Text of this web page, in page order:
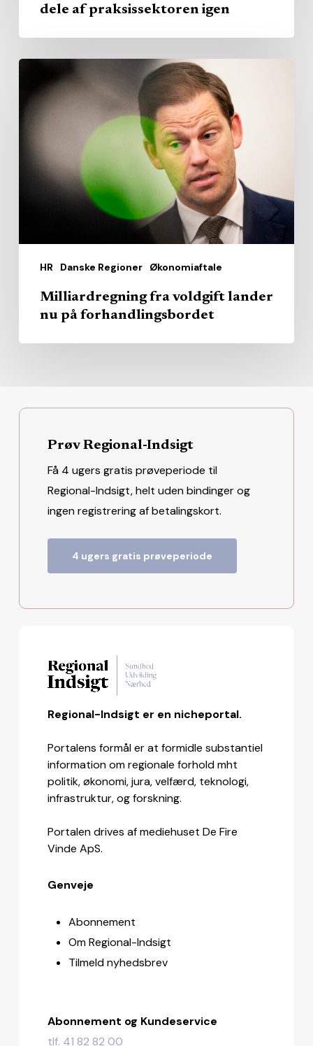
dele af praksissektoren igen
HR Danske Regioner Økonomiaftale
voldgift
forhandlingsbordet
Milliardregning fra voldgift lander
nu på forhandlingsbordet
Prøv Regional-Indsigt
Få 4 ugers gratis prøveperiode til
Regional-Indsigt, helt uden bindinger og
ingen registrering af betalingskort.
4 ugers gratis prøveperiode
Regional-Indsigt er en nicheportal.
Portalens formål er at formidle substantiel
information om regionale forhold mht
politik, økonomi, jura, velfærd, teknologi,
infrastruktur, og forskning.
Portalen drives af mediehuset De Fire
Vinde ApS.
Genveje
Abonnement
Om Regional-Indsigt
Tilmeld nyhedsbrev
Abonnement og Kundeservice
tlf. 41 82 82 00